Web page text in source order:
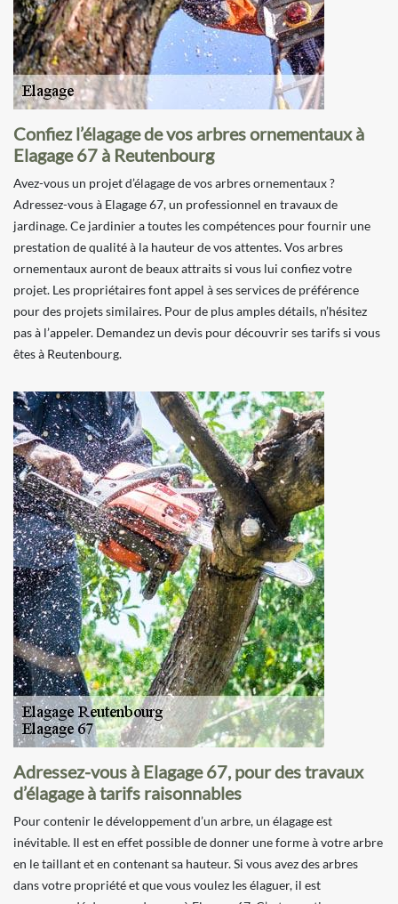
Confiez l’élagage de vos arbres ornementaux à
Elagage 67 à Reutenbourg
Avez-vous un projet d’élagage de vos arbres ornementaux ?
Adressez-vous à Elagage 67, un professionnel en travaux de
jardinage. Ce jardinier a toutes les compétences pour fournir une
prestation de qualité à la hauteur de vos attentes. Vos arbres
ornementaux auront de beaux attraits si vous lui confiez votre
projet. Les propriétaires font appel à ses services de préférence
pour des projets similaires. Pour de plus amples détails, n’hésitez
pas à l’appeler. Demandez un devis pour découvrir ses tarifs si vous
êtes à Reutenbourg.
Adressez-vous à Elagage 67, pour des travaux
d’élagage à tarifs raisonnables
Pour contenir le développement d’un arbre, un élagage est
inévitable. Il est en effet possible de donner une forme à votre arbre
en le taillant et en contenant sa hauteur. Si vous avez des arbres
dans votre propriété et que vous voulez les élaguer, il est